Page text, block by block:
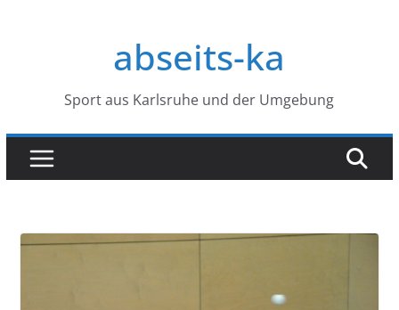
abseits-ka
Sport aus Karlsruhe und der Umgebung